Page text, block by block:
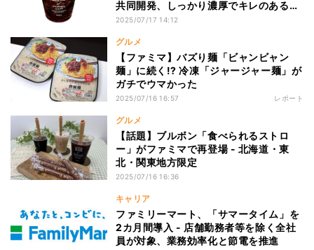
共同開発、しっかり濃厚でキレのある後
味に
2025/07/17 14:12
グルメ
【ファミマ】バズり麺「ビャンビャン
麺」に続く!? 冷凍「ジャージャー麺」が
ガチでウマかった
2025/07/16 16:57 レポート
グルメ
【話題】ブルボン「食べられるストロ
ー」がファミマで再登場 - 北海道・東
北・関東地方限定
2025/07/16 16:36
キャリア
ファミリーマート、「サマータイム」を
2カ月間導入 - 店舗勤務者等を除く全社
員が対象、業務効率化と節電を推進